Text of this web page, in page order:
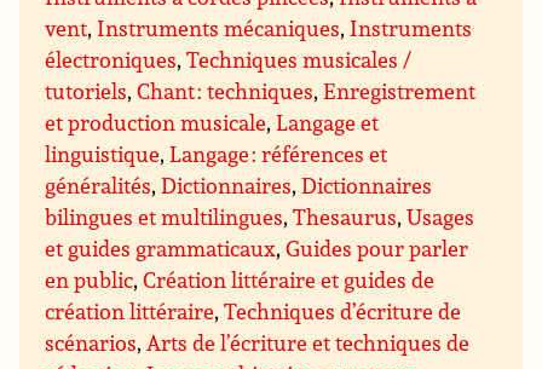
vent, Instruments mécaniques, Instruments
électroniques,Techniques musicales /
tutoriels,Chant : techniques,Enregistrement
et production musicale,Langage et
linguistique,Langage : références et
généralités,Dictionnaires,Dictionnaires
bilingues et multilingues,Thesaurus,Usages
et guides grammaticaux,Guides pour parler
en public,Création littéraire et guides de
création littéraire,Techniques d’écriture de
scénarios,Arts de l’écriture et techniques de